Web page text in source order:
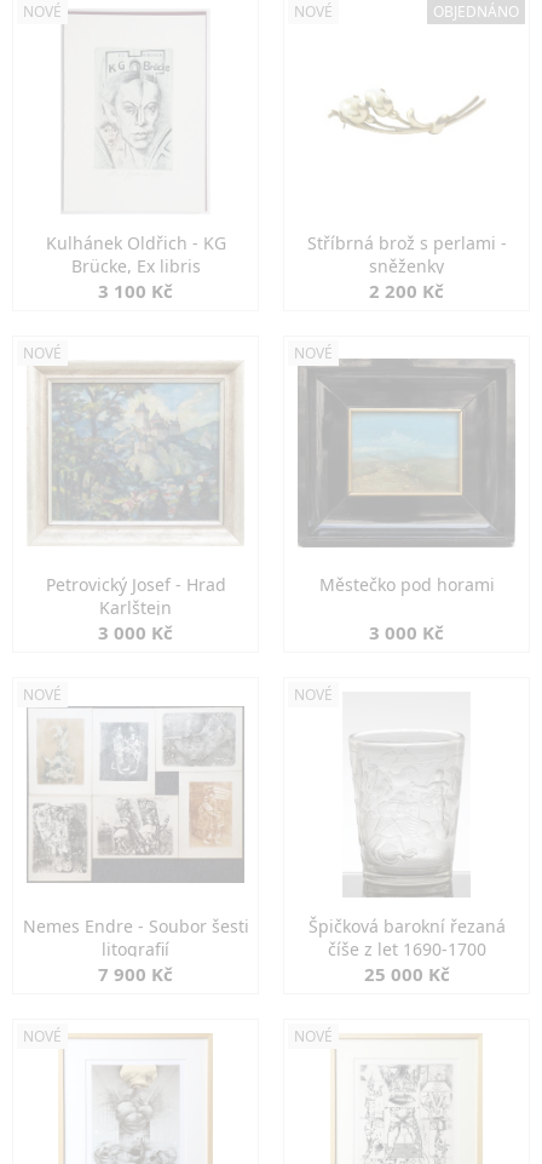
NOVÉ
Kulhánek Oldřich - KG
Brücke, Ex libris
3 100 Kč
NOVÉ OBJEDNÁNO
Stříbrná brož s perlami -
sněženky
2 200 Kč
NOVÉ
Petrovický Josef - Hrad
Karlštejn
3 000 Kč
NOVÉ
Městečko pod horami
3 000 Kč
NOVÉ
Nemes Endre - Soubor šesti
litografií
7 900 Kč
NOVÉ
Špičková barokní řezaná
číše z let 1690-1700
25 000 Kč
NOVÉ NOVÉ